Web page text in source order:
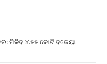
ମିଳିବ ୪.୫୫ କୋଟି ବକେୟା